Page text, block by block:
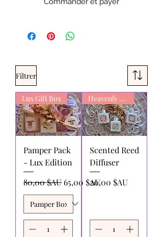
Filtrer
Lux Gift Box
Pamper Pack
- Lux Edition
Prix original
80,00 $AUPrix promotionnel
65,00 $AU
Heavenly Scent
Scented Reed
Diffuser
Prix
20,00 $AU